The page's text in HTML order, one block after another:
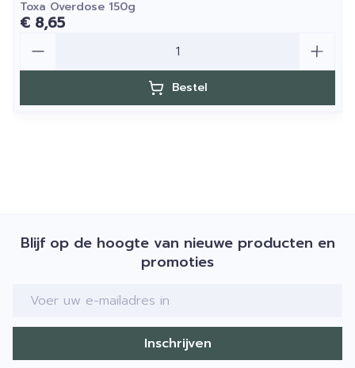
Toxa Overdose 150g
€ 8,65
Bestel
Blijf op de hoogte van nieuwe producten en
promoties
E-mail adres
Inschrijven